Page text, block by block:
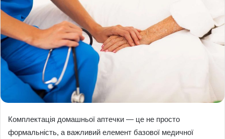
Комплектація домашньої аптечки — це не просто
формальність, а важливий елемент базової медичної